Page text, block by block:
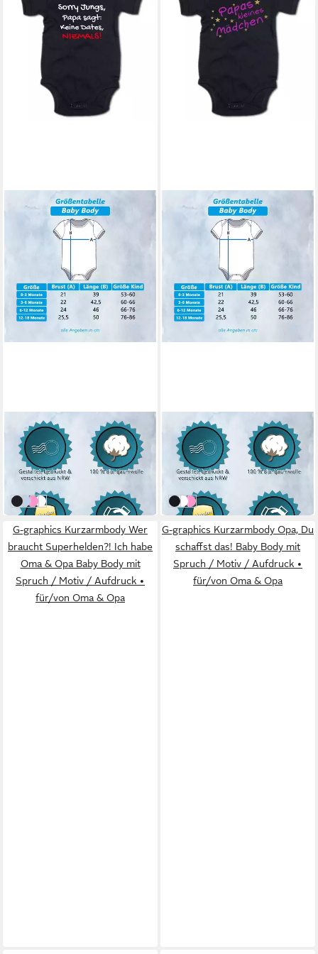
G-GRAPHICS
Kurzarmbody Sorry Jungs,
Papa sagt: Keine Dates,
NIEMALS! Baby Body mit
Spruch / Sprüche / Print /
Motiv
13,95 € UVP19,95 €
schwarz
blaupinkweiß
G-GRAPHICS
Kurzarmbody Papas kleines
Mädchen Baby Body mit
Spruch / Motiv / Aufdruck •
als Geschenk
13,95 € UVP19,95 €
schwarz
weiß
pink
G-graphics Kurzarmbody Wer
braucht Superhelden?! Ich habe
Oma & Opa Baby Body mit
Spruch / Motiv / Aufdruck •
für/von Oma & Opa
G-graphics Kurzarmbody Opa, Du
schaffst das! Baby Body mit
Spruch / Motiv / Aufdruck •
für/von Oma & Opa